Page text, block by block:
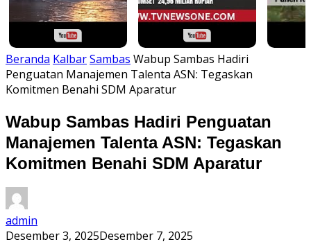
Beranda KalbarSambas Wabup Sambas Hadiri
Penguatan Manajemen Talenta ASN: Tegaskan
Komitmen Benahi SDM Aparatur
Wabup Sambas Hadiri Penguatan
Manajemen Talenta ASN: Tegaskan
Komitmen Benahi SDM Aparatur
admin
Desember 3, 2025Desember 7, 2025